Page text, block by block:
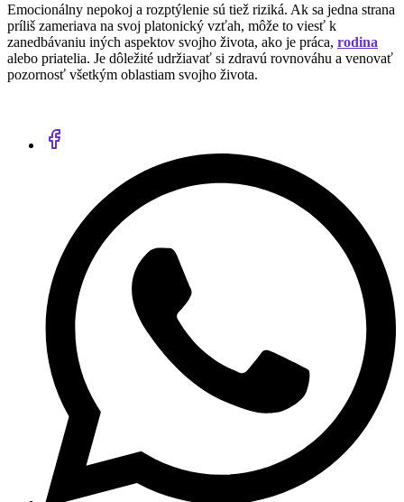
Emocionálny nepokoj a rozptýlenie sú tiež riziká. Ak sa jedna strana
príliš zameriava na svoj platonický vzťah, môže to viesť k
zanedbávaniu iných aspektov svojho života, ako je práca, rodina
alebo priatelia. Je dôležité udržiavať si zdravú rovnováhu a venovať
pozornosť všetkým oblastiam svojho života.